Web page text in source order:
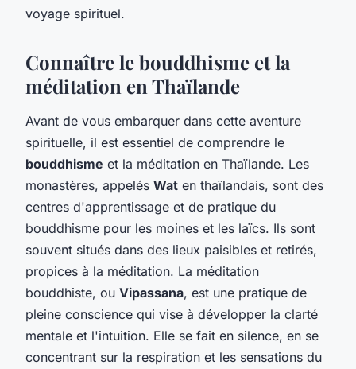
voyage spirituel.
Connaître le bouddhisme et la
méditation en Thaïlande
Avant de vous embarquer dans cette aventure
spirituelle, il est essentiel de comprendre le
bouddhisme et la méditation en Thaïlande. Les
monastères, appelés Wat en thaïlandais, sont des
centres d'apprentissage et de pratique du
bouddhisme pour les moines et les laïcs. Ils sont
souvent situés dans des lieux paisibles et retirés,
propices à la méditation. La méditation
bouddhiste, ou Vipassana, est une pratique de
pleine conscience qui vise à développer la clarté
mentale et l'intuition. Elle se fait en silence, en se
concentrant sur la respiration et les sensations du